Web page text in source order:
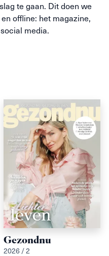
te gaan. Dit doen we
offline: het magazine,
media.
Gezondnu
2026 / 2